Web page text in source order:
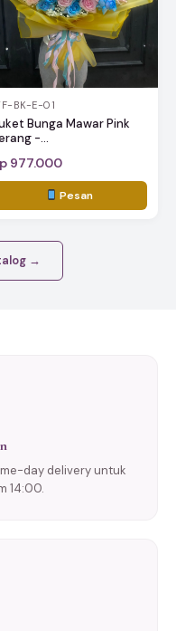
BK-E-01
Bunga Mawar Pink
-...
977.000
Pesan
→
day delivery untuk
14:00.